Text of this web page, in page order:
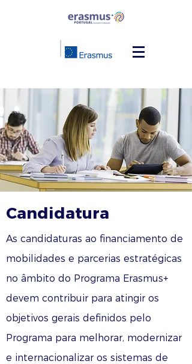
Candidatura
As candidaturas ao financiamento de
mobilidades e parcerias estratégicas
no âmbito do Programa Erasmus+
devem contribuir para atingir os
objetivos gerais definidos pelo
Programa para melhorar, modernizar
e internacionalizar os sistemas de